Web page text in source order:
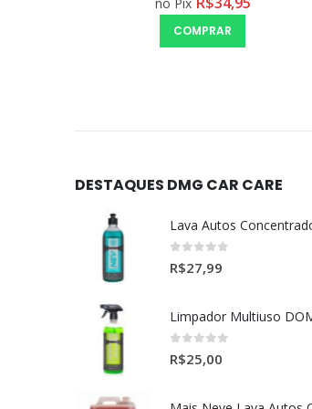
no Pix
LEIA MAIS
DESTAQUES DMG CAR CARE
0out of 5
R$27,99
0out of 5
R$25,00